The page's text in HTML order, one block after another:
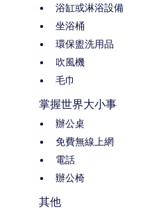
浴缸或淋浴設備
坐浴桶
環保盥洗用品
吹風機
毛巾
掌握世界大小事
辦公桌
免費無線上網
電話
辦公椅
其他